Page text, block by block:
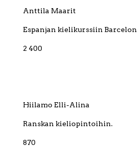
Anttila Maarit
Espanjan kielikurssiin
2 400
Hiilamo Elli-Alina
Ranskan kieliopintoihin.
870